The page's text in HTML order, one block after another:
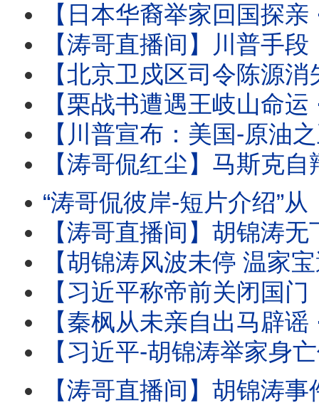
【日本华裔举家回国探亲 ⋯ 离境登机时被抓！】信不
【涛哥直播间】川普手段：再次撤回对伊朗
【北京卫戍区司令陈源消失 ⋯ 胡温传闻骤起！】受命于蔡奇 保护习
【栗战书遭遇王岐山命运 ⋯ 习近平曾庆红联手：称帝必
【川普宣布：美国-原油之王 】炸烂对手与停火等待
【涛哥侃红尘】马斯克自辩：心无怨恨 伤
“涛哥侃彼岸-短片介绍”从《本能》翘腿女神到1%生死危
【涛哥直播间】胡锦涛无下文 ⋯ 习近平钓鱼可能有多大？
【胡锦涛风波未停 温家宝遭满门抄斩！】习近平联手曾庆
【习近平称帝前关闭国门：进出境新规！】中共国
【秦枫从未亲自出马辟谣 ⋯ 辟谣论皆假借他人之手！ 】更传秦枫帐号被
【习近平-胡锦涛举家身亡传闻的最大受害者！ 】也是胡锦涛
【涛哥直播间】胡锦涛事件：大多数不信却网路狂飙！当事人秦枫沉默